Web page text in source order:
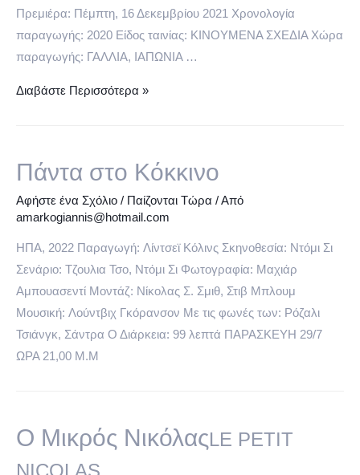
Πρεμιέρα: Πέμπτη, 16 Δεκεμβρίου 2021 Χρονολογία
παραγωγής: 2020 Είδος ταινίας: ΚΙΝΟΥΜΕΝΑ ΣΧΕΔΙΑ Χώρα
παραγωγής: ΓΑΛΛΙΑ, ΙΑΠΩΝΙΑ …
Τραγούδα!
Διαβάστε Περισσότερα »
Πάντα στο Κόκκινο
Αφήστε ένα Σχόλιο / Παίζονται Τώρα / Από
amarkogiannis@hotmail.com
ΗΠΑ, 2022 Παραγωγή: Λίντσεϊ Κόλινς Σκηνοθεσία: Ντόμι Σι
Σενάριο: Τζουλια Τσο, Ντόμι Σι Φωτογραφία: Μαχιάρ
Αμπουασεντί Μοντάζ: Νίκολας Σ. Σμιθ, Στιβ Μπλουμ
Μουσική: Λούντβιχ Γκόρανσον Με τις φωνές των: Ρόζαλι
Τσιάνγκ, Σάντρα Ο Διάρκεια: 99 λεπτά ΠΑΡΑΣΚΕΥΗ 29/7
ΩΡΑ 21,00 Μ.Μ
Ο Μικρός ΝικόλαςLE PETIT
NICOLAS